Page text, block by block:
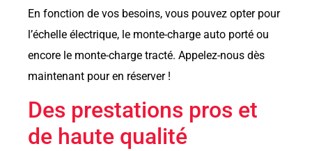
En fonction de vos besoins, vous pouvez opter pour
l’échelle électrique, le monte-charge auto porté ou
encore le monte-charge tracté. Appelez-nous dès
maintenant pour en réserver !
Des prestations pros et
de haute qualité